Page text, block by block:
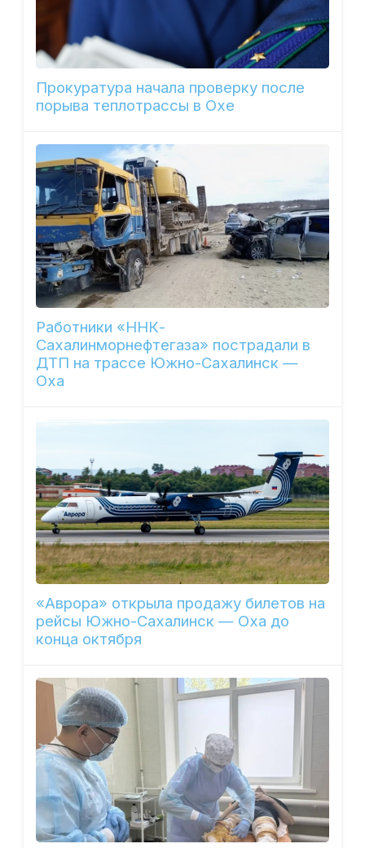
Прокуратура начала проверку после
порыва теплотрассы в Охе
Работники «ННК-
Сахалинморнефтегаза» пострадали в
ДТП на трассе Южно-Сахалинск —
Оха
«Аврора» открыла продажу билетов на
рейсы Южно-Сахалинск — Оха до
конца октября